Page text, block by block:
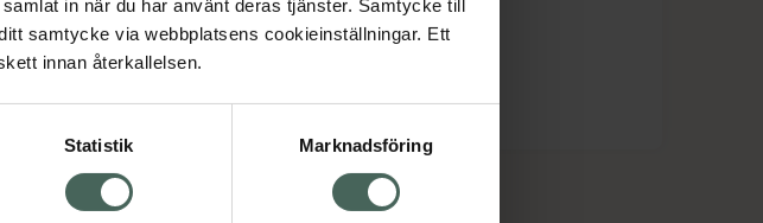
in när du har använt deras tjänster. Samtycke till
samtycke via webbplatsens cookieinställningar. Ett
innan återkallelsen.
Statistik Marknadsföring
Om recept och läkemedel